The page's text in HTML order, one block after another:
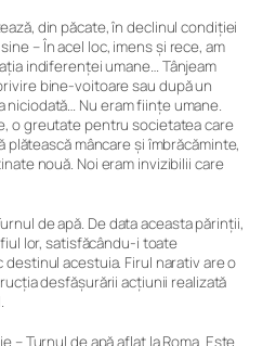
din păcate, în declinul condiției
–În acel loc, imens și rece, am
indiferenței umane… Tânjeam
bine-voitoare sau după un
Nu eram ființe umane.
o greutate pentru societatea care
plătească mâncare și îmbrăcăminte,
nouă. Noi eram invizibilii care
de apă. De data aceasta părinții,
lor, satisfăcându-i toate
acestuia. Firul narativ are o
desfășurării acțiunii realizată